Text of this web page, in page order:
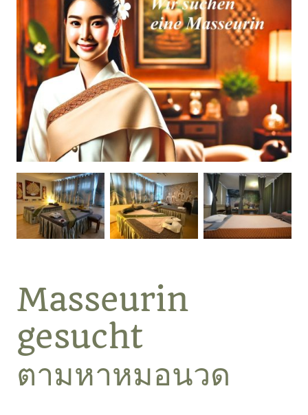
Masseurin
gesucht
ตามหาหมอนวด